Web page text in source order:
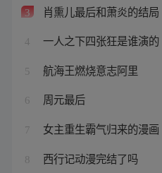
3 肖熏儿最后和萧炎的结局
4 一人之下四张狂是谁演的
5 航海王燃烧意志阿里
6 周元最后
7 女主重生霸气归来的漫画
8 西行记动漫完结了吗